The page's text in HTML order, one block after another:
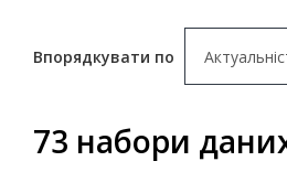
Впорядкувати по
73 набори